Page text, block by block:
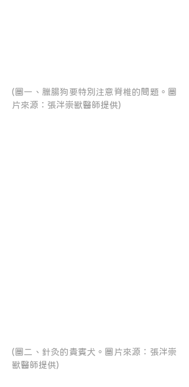
(圖一、臘腸狗要特別注意脊椎的問題。圖
片來源：張泮崇獸醫師提供)
(圖二、針灸的貴賓犬。圖片來源：張泮崇
獸醫師提供)